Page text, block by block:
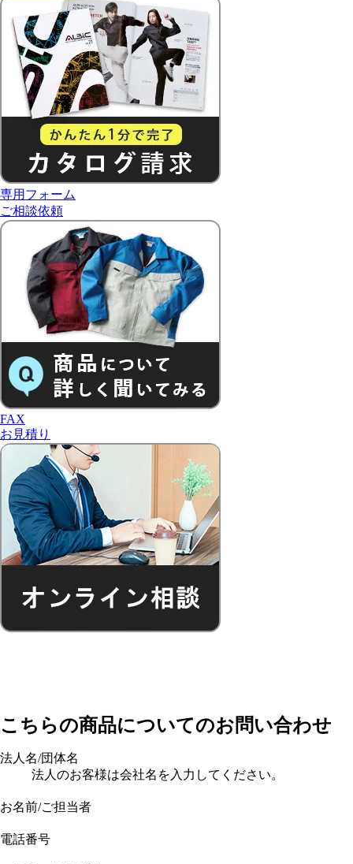
専用フォーム
ご相談依頼
FAX
お見積り
こちらの商品についてのお問い合わせ
法人名/団体名
法人のお客様は会社名を入力してください。
お名前/ご担当者
電話番号